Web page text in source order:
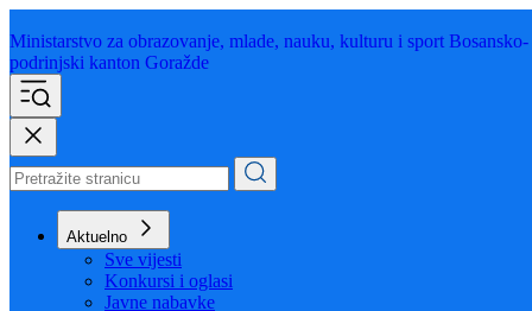
Ministarstvo za obrazovanje,
podrinjski kanton Goražde
Aktuelno